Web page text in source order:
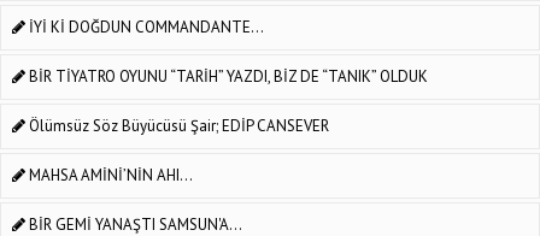
İYİ Kİ DOĞDUN COMMANDANTE...
BİR TİYATRO OYUNU “TARİH” YAZDI, BİZ DE “TANIK” OLDUK
Ölümsüz Söz Büyücüsü Şair; EDİP CANSEVER
MAHSA AMİNİ’NİN AHI...
BİR GEMİ YANAŞTI SAMSUN'A...